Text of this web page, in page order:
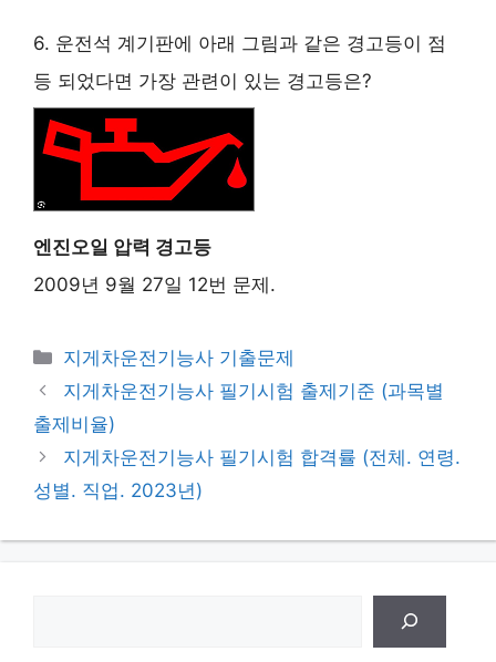
6. 운전석 계기판에 아래 그림과 같은 경고등이 점
등 되었다면 가장 관련이 있는 경고등은?
엔진오일 압력 경고등
2009년 9월 27일 12번 문제.
Categories
지게차운전기능사 기출문제
지게차운전기능사 필기시험 출제기준 (과목별
출제비율)
지게차운전기능사 필기시험 합격률 (전체. 연령.
성별. 직업. 2023년)